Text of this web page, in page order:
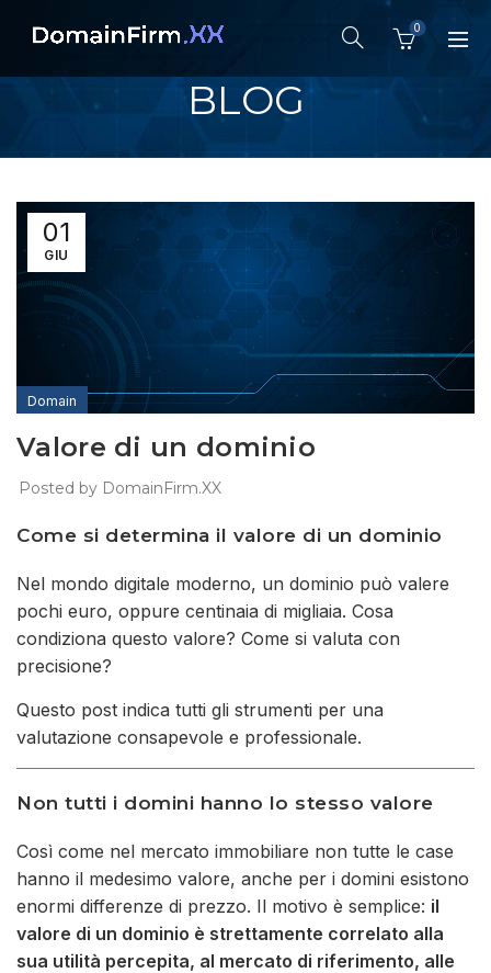
0
BLOG
01
GIU
Domain
Valore di un dominio
Posted by DomainFirm.XX
Come si determina il valore di un dominio
Nel mondo digitale moderno, un dominio può valere
pochi euro, oppure centinaia di migliaia. Cosa
condiziona questo valore? Come si valuta con
precisione?
Questo post indica tutti gli strumenti per una
valutazione consapevole e professionale.
Non tutti i domini hanno lo stesso valore
Così come nel mercato immobiliare non tutte le case
hanno il medesimo valore, anche per i domini esistono
enormi differenze di prezzo. Il motivo è semplice: il
valore di un dominio è strettamente correlato alla
sua utilità percepita, al mercato di riferimento, alle